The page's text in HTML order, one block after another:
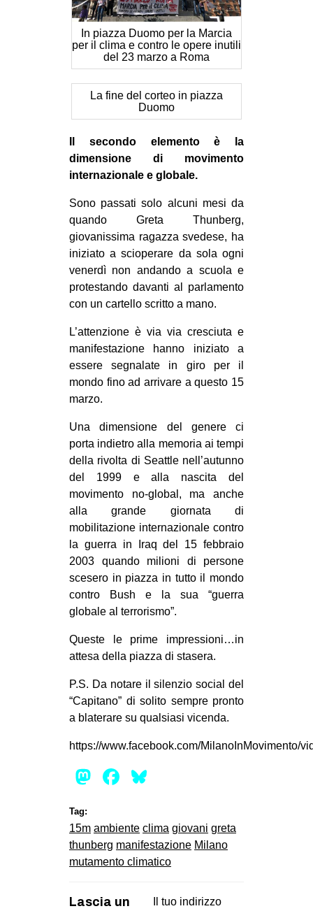
In piazza Duomo per la Marcia
per il clima e contro le opere inutili
del 23 marzo a Roma
La fine del corteo in piazza
Duomo
Il secondo elemento è la
dimensione di movimento
internazionale e globale.
Sono passati solo alcuni mesi da
quando Greta Thunberg,
giovanissima ragazza svedese, ha
iniziato a scioperare da sola ogni
venerdì non andando a scuola e
protestando davanti al parlamento
con un cartello scritto a mano.
L’attenzione è via via cresciuta e
manifestazione hanno iniziato a
essere segnalate in giro per il
mondo fino ad arrivare a questo 15
marzo.
Una dimensione del genere ci
porta indietro alla memoria ai tempi
della rivolta di Seattle nell’autunno
del 1999 e alla nascita del
movimento no-global, ma anche
alla grande giornata di
mobilitazione internazionale contro
la guerra in Iraq del 15 febbraio
2003 quando milioni di persone
scesero in piazza in tutto il mondo
contro Bush e la sua “guerra
globale al terrorismo”.
Queste le prime impressioni…in
attesa della piazza di stasera.
P.S. Da notare il silenzio social del
“Capitano” di solito sempre pronto
a blaterare su qualsiasi vicenda.
https://www.facebook.com/MilanoInMovimento/
Mastodon
Facebook
Tag:
15m ambiente clima giovani greta
thunberg manifestazione Milano
mutamento climatico
Lascia un
Il tuo indirizzo